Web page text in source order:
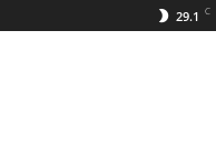
29.1 C